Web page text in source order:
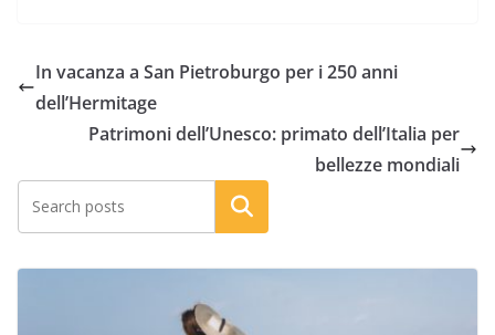
In vacanza a San Pietroburgo per i 250 anni
dell’Hermitage
Patrimoni dell’Unesco: primato dell’Italia per
bellezze mondiali
Cerca